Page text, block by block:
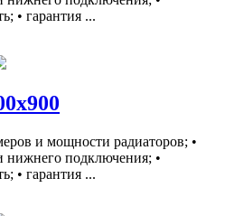
• гарантия ...
и мощности радиаторов; •
нижнего подключения; •
• гарантия ...